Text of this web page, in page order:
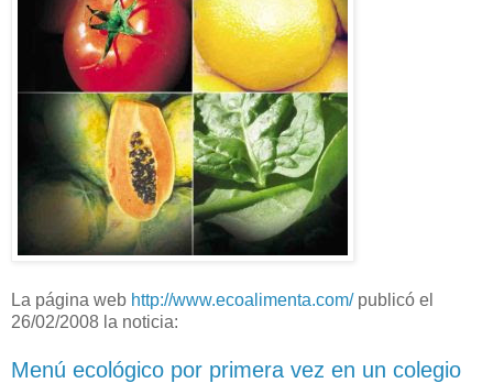
La página web http://www.ecoalimenta.com/publicó el
26/02/2008 la noticia:
Menú ecológico por primera vez en un colegio